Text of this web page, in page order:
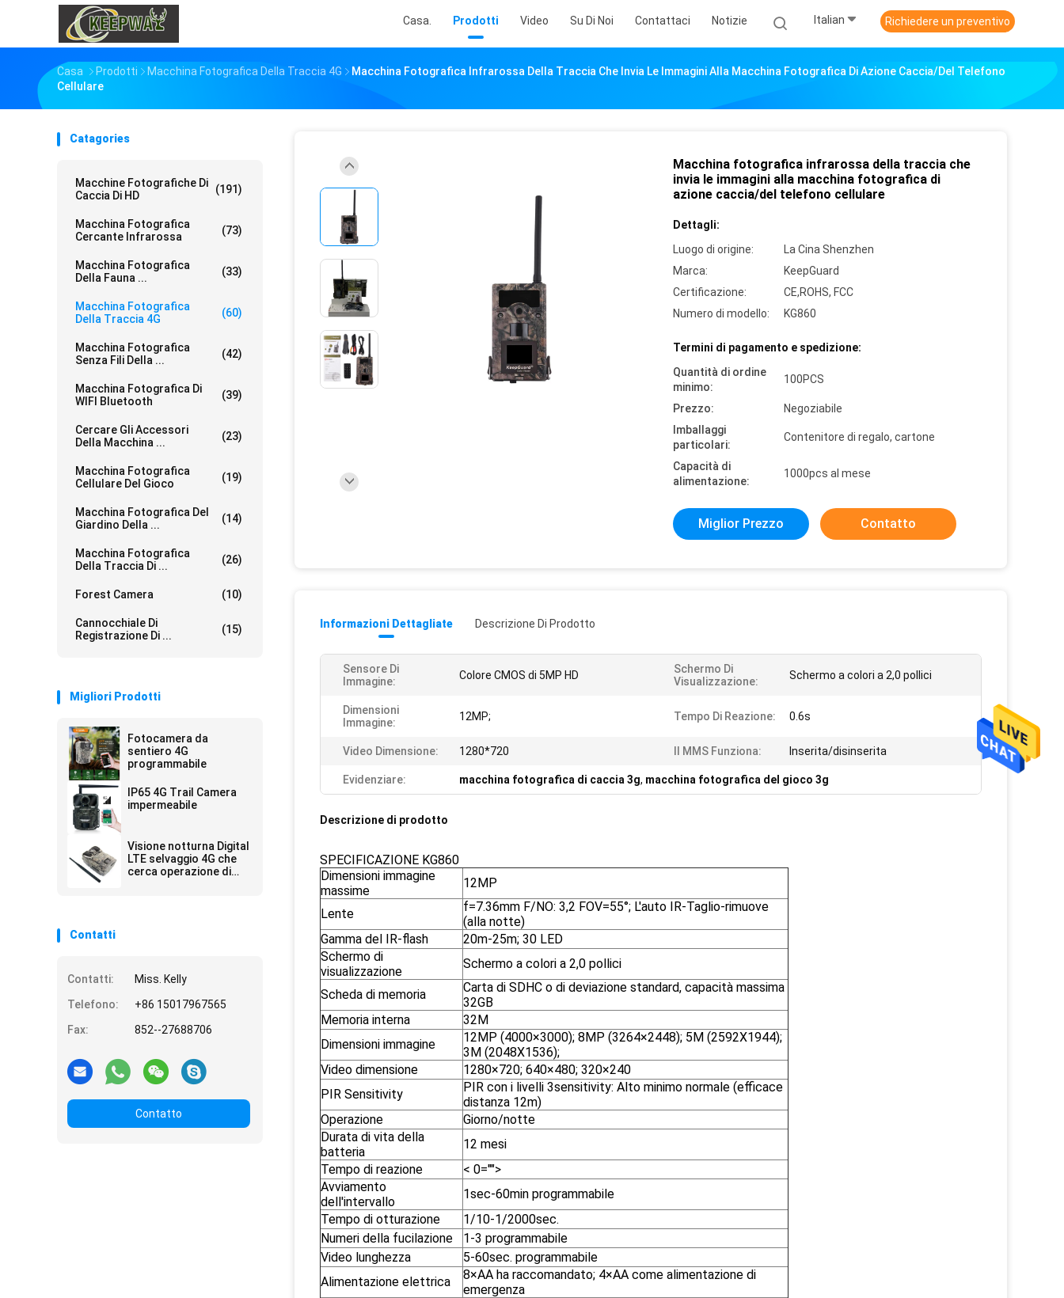
Casa. Prodotti Video Su Di Noi Contattaci Notizie Italian Richiedere un preventivo
Casa Prodotti Macchina Fotografica Della Traccia 4G
Macchina Fotografica Infrarossa Della Traccia Che Invia Le Immagini Alla Macchina Fotografica Di Azione Caccia/del Telefono
Cellulare
Catagories
Macchine Fotografiche Di
Caccia Di HD
(191)
Macchina Fotografica
Cercante Infrarossa
(73)
Macchina Fotografica
Della Fauna ...
(33)
Macchina Fotografica
Della Traccia 4G
(60)
Macchina Fotografica
Senza Fili Della ...
(42)
Macchina Fotografica Di
WIFI Bluetooth
(39)
Cercare Gli Accessori
Della Macchina ...
(23)
Macchina Fotografica
Cellulare Del Gioco
(19)
Macchina Fotografica Del
Giardino Della ...
(14)
Macchina Fotografica
Della Traccia Di ...
(26)
Forest Camera (10)
Cannocchiale Di
Registrazione Di ...
(15)
Migliori Prodotti
Fotocamera da
sentiero 4G
programmabile
IP65 4G Trail Camera
impermeabile
Visione notturna Digital
LTE selvaggio 4G che
cerca operazione di
Contatti
Contatti:
Miss. Kelly
Telefono:
+86 15017967565
Fax:
852--27688706
Contatto
Macchina fotografica infrarossa della traccia che
invia le immagini alla macchina fotografica di
azione caccia/del telefono cellulare
Dettagli:
Luogo di origine:
La Cina Shenzhen
Marca:
KeepGuard
Certificazione:
CE,ROHS, FCC
Numero di modello:
KG860
Termini di pagamento e spedizione:
Quantità di ordine
minimo:
100PCS
Prezzo:
Negoziabile
Imballaggi
particolari:
Contenitore di regalo, cartone
Capacità di
alimentazione:
1000pcs al mese
Miglior Prezzo Contatto
Informazioni Dettagliate Descrizione Di Prodotto
Sensore Di
Immagine:
Colore CMOS di 5MP HD
Schermo Di
Visualizzazione:
Schermo a colori a 2,0 pollici
Dimensioni
Immagine:
12MP; Tempo Di Reazione: 0.6s
Video Dimensione: 1280*720 Il MMS Funziona: Inserita/disinserita
Evidenziare: macchina fotografica di caccia 3g, macchina fotografica del gioco 3g
Descrizione di prodotto
SPECIFICAZIONE KG860
Dimensioni immagine
massime
12MP
Lente
f=7.36mm F/NO: 3,2 FOV=55°; L'auto IR-Taglio-rimuove
(alla notte)
Gamma del IR-flash
20m-25m; 30 LED
Schermo di
visualizzazione
Schermo a colori a 2,0 pollici
Scheda di memoria
Carta di SDHC o di deviazione standard, capacità massima
32GB
Memoria interna
32M
Dimensioni immagine
12MP (4000×3000); 8MP (3264×2448); 5M (2592X1944);
3M (2048X1536);
Video dimensione
1280×720; 640×480; 320×240
PIR Sensitivity
PIR con i livelli 3sensitivity: Alto minimo normale (efficace
distanza 12m)
Operazione
Giorno/notte
Durata di vita della
batteria
12 mesi
Tempo di reazione
< 0="">
Avviamento
dell'intervallo
1sec-60min programmabile
Tempo di otturazione
1/10-1/2000sec.
Numeri della fucilazione
1-3 programmabile
Video lunghezza
5-60sec. programmabile
Alimentazione elettrica
8×AA ha raccomandato; 4×AA come alimentazione di
emergenza